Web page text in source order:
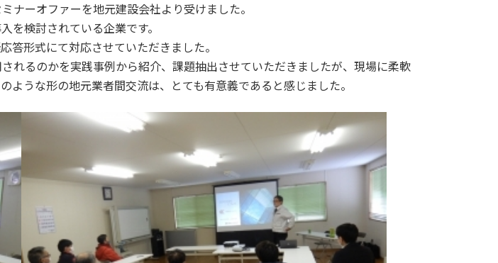
ナーオファーを地元建設会社より受けました。
を検討されている企業です。
答形式にて対応させていただきました。
れるのかを実践事例から紹介、課題抽出させていただきましたが、現場に柔軟
うな形の地元業者間交流は、とても有意義であると感じました。